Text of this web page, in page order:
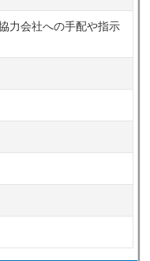
力会社への手配や指示